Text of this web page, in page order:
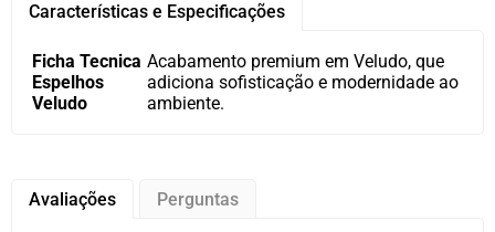
Características e Especificações
Ficha Tecnica
Espelhos
Veludo
Acabamento premium em Veludo, que
adiciona sofisticação e modernidade ao
ambiente.
Avaliações Perguntas